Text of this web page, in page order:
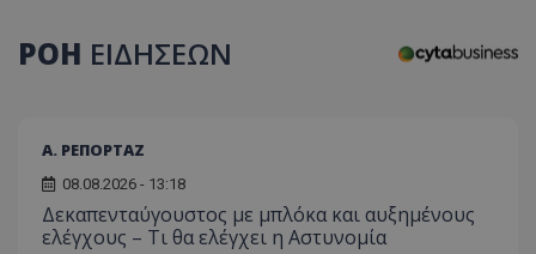
ΡΟΗ ΕΙΔΗΣΕΩΝ
Α. ΡΕΠΟΡΤΑΖ
08.08.2026 - 13:18
Δεκαπενταύγουστος με μπλόκα και αυξημένους
ελέγχους – Τι θα ελέγχει η Αστυνομία